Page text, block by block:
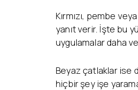
Kırmızı, pembe
yanıt verir. İşte bu
uygulamalar daha
Beyaz çatlaklar ise
hiçbir şey işe